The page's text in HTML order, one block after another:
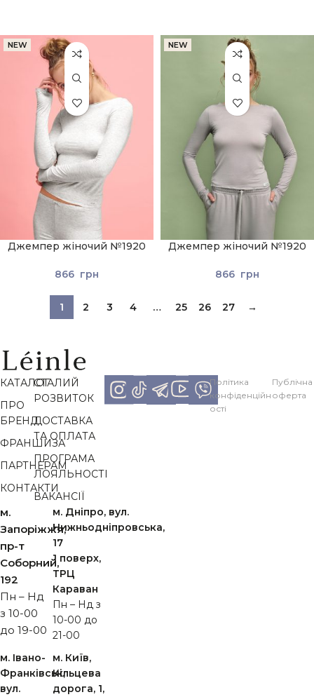
NEW
Джемпер жіночий №1920
866 грн
NEW
Джемпер жіночий №1920
866 грн
1 2 3 4 … 25 26 27 →
м.
Запоріжжя,
пр-т
Cоборний,
192
Пн – Нд
з 10-00
до 19-00
м. Дніпро, вул.
Нижньодніпровська,
17
1 поверх,
ТРЦ
Караван
Пн – Нд з
10-00 до
21-00
м. Івано-
Франківськ,
вул.
м. Київ,
Кільцева
дорога, 1,
КАТАЛОГ
ПРО
БРЕНД
ФРАНШИЗА
ПАРТНЕРАМ
КОНТАКТИ
СТАЛИЙ
РОЗВИТОК
ДОСТАВКА
ТА ОПЛАТА
ПРОГРАМА
ЛОЯЛЬНОСТІ
ВАКАНСІЇ
Політика
конфіденційн
ості
Публічна
оферта